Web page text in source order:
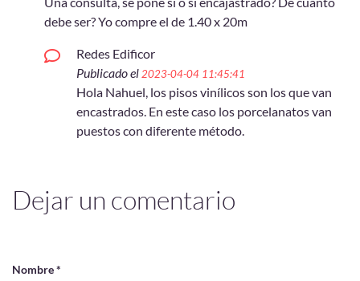
debe ser? Yo compre el de 1.40 x 20m
Redes Edificor
Publicado el 2023-04-04 11:45:41
Hola Nahuel, los pisos vinílicos son los que van
encastrados. En este caso los porcelanatos van
puestos con diferente método.
Dejar un comentario
Nombre *